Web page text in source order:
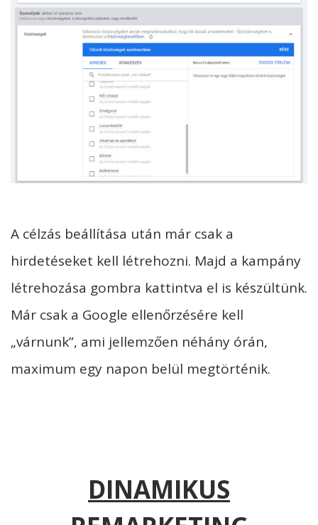
A célzás beállítása után már csak a
hirdetéseket kell létrehozni. Majd a kampány
létrehozása gombra kattintva el is készültünk.
Már csak a Google ellenőrzésére kell
„várnunk”, ami jellemzően néhány órán,
maximum egy napon belül megtörténik.
DINAMIKUS